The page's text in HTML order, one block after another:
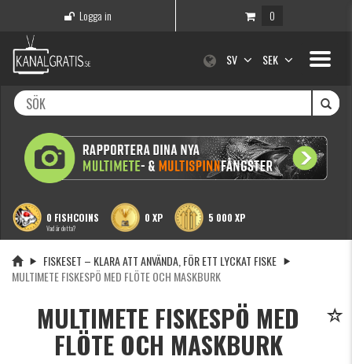
Logga in 0
Toggle
SV SEK
0 FISHCOINS
Vad är detta?
0 XP 5 000 XP
FISKESET – KLARA ATT ANVÄNDA, FÖR ETT LYCKAT FISKE
MULTIMETE FISKESPÖ MED FLÖTE OCH MASKBURK
MULTIMETE FISKESPÖ MED
FLÖTE OCH MASKBURK